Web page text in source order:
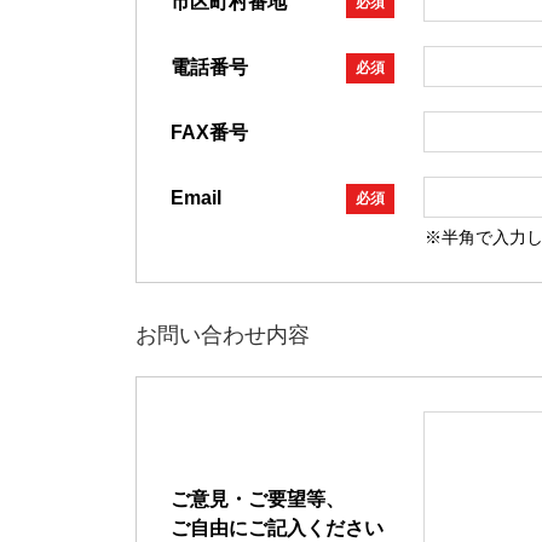
電話番号 必須
FAX番号
Email 必須
※半角で入力し
お問い合わせ内容
ご意見・ご要望等、
ご自由にご記入ください